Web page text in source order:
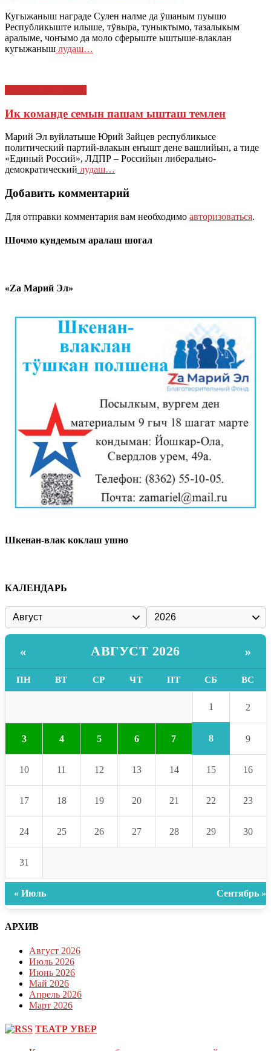
Кугыжаныш награде Сулен налме да ӱшаным пуышо
Республикыште илыше, тӱвыра, туныктымо, тазалыкым
аралыме, чоҥымо да моло сферыште ыштыше-влаклан
кугыжаныш лудаш…
Ик команде семын пашам ышташ темлен
Марий Эл вуйлатыше Юрий Зайцев республикысе
политический партий-влакын еҥышт дене вашлийын, а тиде
«Единый Россий», ЛДПР – Российын либерально-
демократический лудаш…
Добавить комментарий
Для отправки комментария вам необходимо авторизоваться.
Шочмо кундемым аралаш шогал
«Zа Марий Эл»
Шкенан-влак коклаш ушно
КАЛЕНДАРЬ
« АВГУСТ 2026 »
ПН ВТ СР ЧТ ПТ СБ ВС
1 2
3 4 5 6 7 8 9
10 11 12 13 14 15 16
17 18 19 20 21 22 23
24 25 26 27 28 29 30
31
« Июль Сентябрь »
АРХИВ
Август 2026
Июль 2026
Июнь 2026
Май 2026
Апрель 2026
Март 2026
ТЕАТР УВЕР